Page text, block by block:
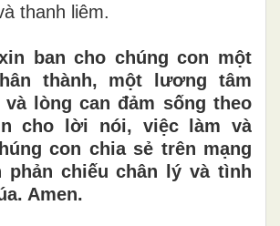
thanh liêm.
ban cho chúng con một
thành, một lương tâm
và lòng can đảm sống theo
cho lời nói, việc làm và
con chia sẻ trên mạng
phản chiếu chân lý và tình
Amen.